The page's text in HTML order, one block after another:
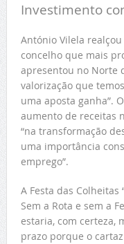
Investimento
António Vilela
concelho que mais
apresentou no Norte
valorização que
uma aposta ganha”.
aumento de receitas
“na transformação
uma importância
emprego”.
A Festa das
Sem a Rota e sem a
estaria, com certeza,
prazo porque o